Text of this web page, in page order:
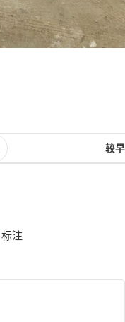
较早
标注